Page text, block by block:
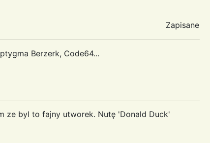
Zapisane
Berzerk, Code64...
ze byl to fajny utworek. Nutę 'Donald Duck'